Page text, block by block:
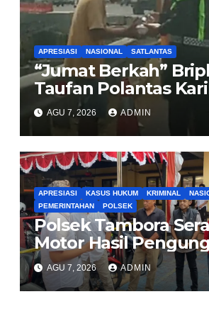
Rp321 Miliar
APRESIASI NASIONAL SATLANTAS
“Jumat Berkah”
Taufan Polantas
Bagikan Nasi Kotak
Sopir Truk yang
00 Pondok Aren
AGU 7, 2026 ADMIN
APRESIASI KASUS HUKUM KRIMINAL
PEMERINTAHAN
POLSEK
Polsek Tambora
Motor Hasil
Kasus Curanmor
Pemilik Yang sah
AGU 7, 2026 ADMIN